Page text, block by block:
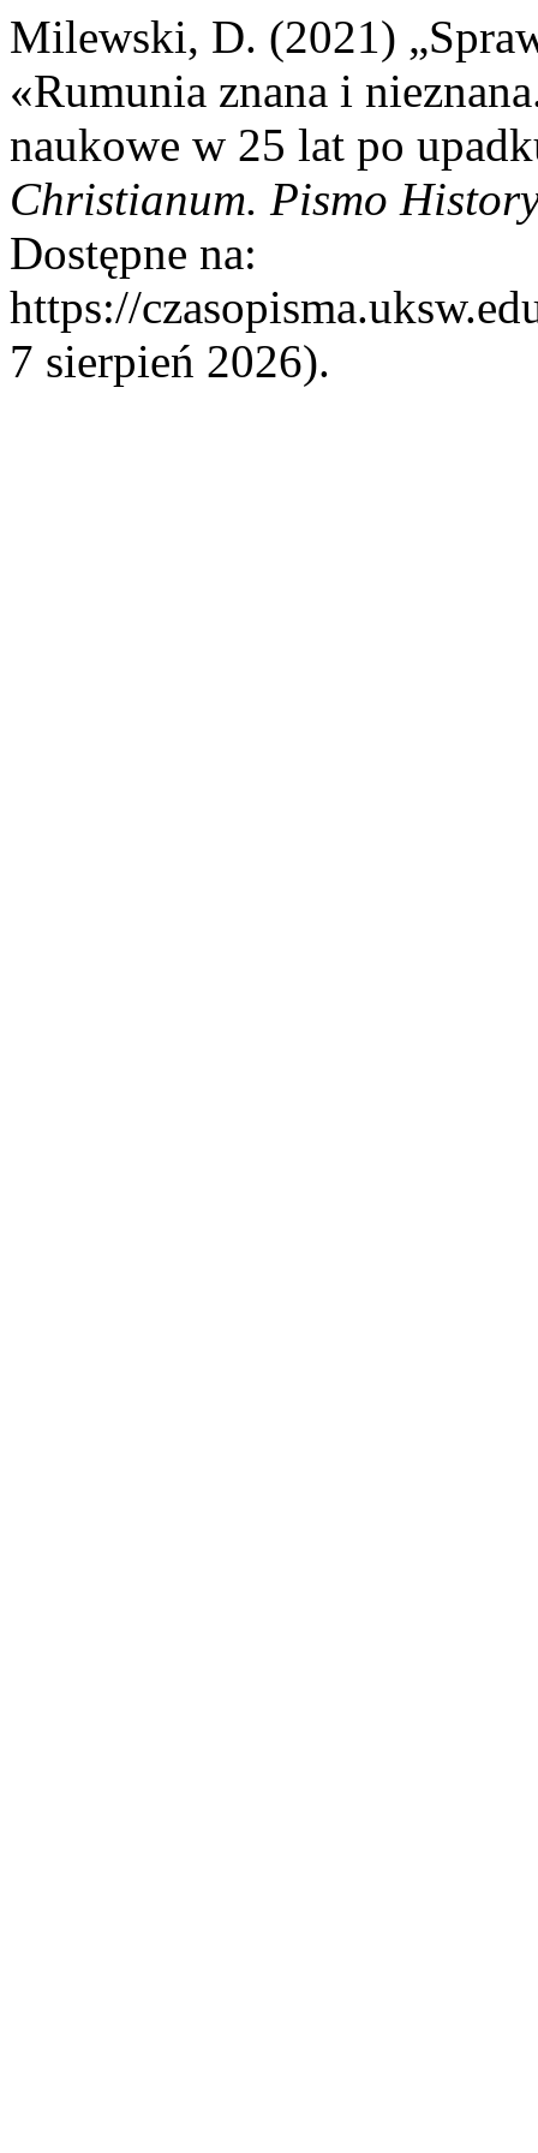
Milewski, D. (2021)
«Rumunia znana i
naukowe w 25 lat po
Christianum. Pismo
Dostępne na:
https://
7 sierpień 2026).